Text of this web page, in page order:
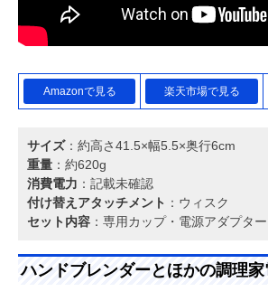
Amazonで見る 楽天市場で見る
サイズ：約高さ41.5×幅5.5×奥行6cm
重量 ：約620g
消費電力 ：記載未確認
付け替えアタッチメント ：ウィスク
セット内容 ：専用カップ・電源アダプタ
ハンドブレンダーとほかの調理